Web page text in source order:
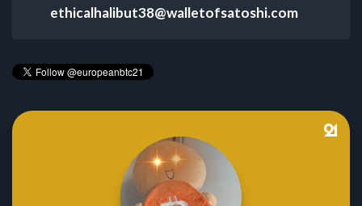
ethicalhalibut38@walletofsatoshi.com